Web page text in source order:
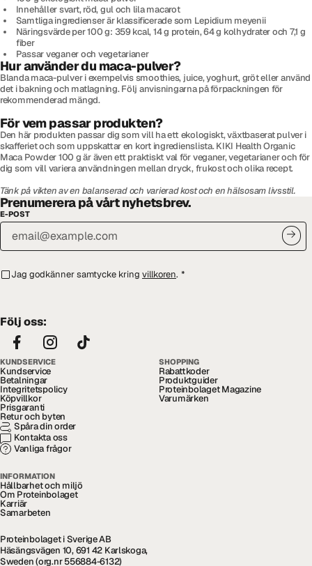
Innehåller svart, röd, gul och lila macarot
Samtliga ingredienser är klassificerade som Lepidium meyenii
Näringsvärde per 100 g: 359 kcal, 14 g protein, 64 g kolhydrater och 7,1 g
fiber
Passar veganer och vegetarianer
Hur använder du maca-pulver?
Blanda maca-pulver i exempelvis smoothies, juice, yoghurt, gröt eller använd
det i bakning och matlagning. Följ anvisningarna på förpackningen för
rekommenderad mängd.
För vem passar produkten?
Den här produkten passar dig som vill ha ett ekologiskt, växtbaserat pulver i
skafferiet och som uppskattar en kort ingredienslista. KIKI Health Organic
Maca Powder 100 g är även ett praktiskt val för veganer, vegetarianer och för
dig som vill variera användningen mellan dryck, frukost och olika recept.
Tänk på vikten av en balanserad och varierad kost och en hälsosam livsstil.
Prenumerera på vårt nyhetsbrev.
E-POST
Jag godkänner samtycke kring villkoren. *
Följ oss:
KUNDSERVICE
Kundservice
Betalningar
Integritetspolicy
Köpvillkor
Prisgaranti
Retur och byten
Spåra din order
Kontakta oss
Vanliga frågor
SHOPPING
Rabattkoder
Produktguider
Proteinbolaget Magazine
Varumärken
INFORMATION
Hållbarhet och miljö
Om Proteinbolaget
Karriär
Samarbeten
Proteinbolaget i Sverige AB
Häsängsvägen 10, 691 42 Karlskoga,
Sweden (org.nr 556884-6132)